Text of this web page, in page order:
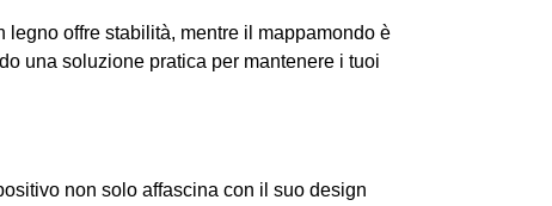
offre stabilità, mentre il mappamondo è
una soluzione pratica per mantenere i tuoi
non solo affascina con il suo design